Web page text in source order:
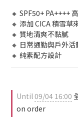
🔸 SPF50+ PA++++
🔸 添加 CICA 積雪草
🔸 質地清爽不黏膩
🔸 日常通勤與戶外活
🔸 純素配方設計
Until09/04 16:00
on order